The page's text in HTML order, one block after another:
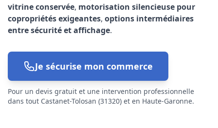
Je sécurise mon commerce
Pour un devis gratuit et une intervention professionnelle
dans tout Castanet-Tolosan (31320) et en Haute-Garonne.